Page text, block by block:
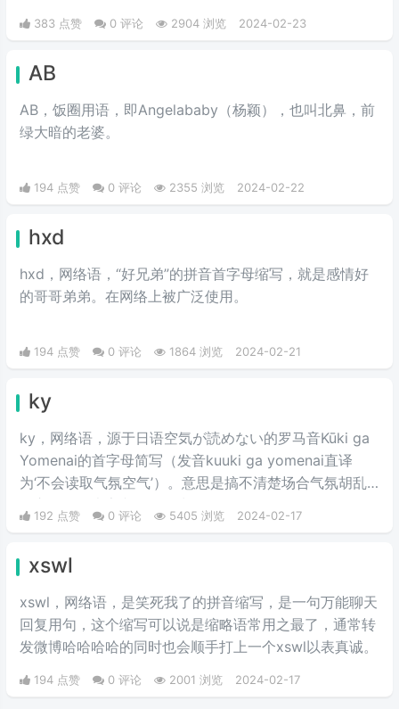
383 点赞 0 评论 2904 浏览 2024-02-23
AB
AB，饭圈用语，即Angelababy（杨颖），也叫北鼻，前
绿大暗的老婆。​
194 点赞 0 评论 2355 浏览 2024-02-22
hxd
hxd，网络语，“好兄弟”的拼音首字母缩写，就是感情好
的哥哥弟弟。在网络上被广泛使用。
194 点赞 0 评论 1864 浏览 2024-02-21
ky
ky，网络语，源于日语空気が読めない的罗马音Kūki ga
Yomenai的首字母简写（发音kuuki ga yomenai直译
为‘不会读取气氛空气’）。意思是搞不清楚场合气氛胡乱
发言而扫了大家兴致的行为。
192 点赞 0 评论 5405 浏览 2024-02-17
xswl
xswl，网络语，是笑死我了的拼音缩写，是一句万能聊天
回复用句，这个缩写可以说是缩略语常用之最了，通常转
发微博哈哈哈哈的同时也会顺手打上一个xswl以表真诚。
194 点赞 0 评论 2001 浏览 2024-02-17